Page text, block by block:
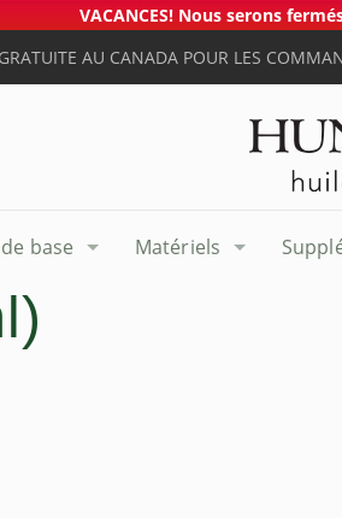
VACANCES! Nous serons
AU CANADA POUR LES
base Matériels